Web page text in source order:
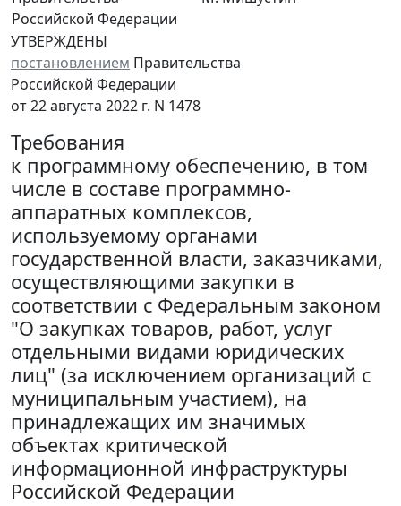
Российской Федерации
УТВЕРЖДЕНЫ
постановлением Правительства
Российской Федерации
от 22 августа 2022 г. N 1478
Требования
к программному обеспечению, в том
числе в составе программно-
аппаратных комплексов,
используемому органами
государственной власти, заказчиками,
осуществляющими закупки в
соответствии с Федеральным законом
"О закупках товаров, работ, услуг
отдельными видами юридических
лиц" (за исключением организаций с
муниципальным участием), на
принадлежащих им значимых
объектах критической
информационной инфраструктуры
Российской Федерации